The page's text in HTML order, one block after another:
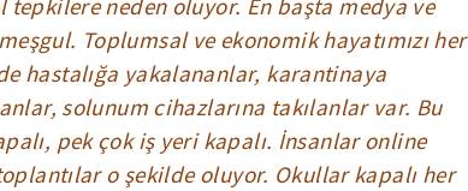
neden oluyor. En başta medya ve
Toplumsal ve ekonomik hayatımızı her
hastalığa yakalananlar, karantinaya
solunum cihazlarına takılanlar var. Bu
pek çok iş yeri kapalı. İnsanlar online
o şekilde oluyor. Okullar kapalı her